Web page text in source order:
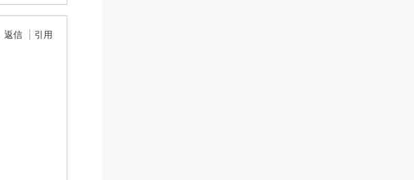
返信 引用